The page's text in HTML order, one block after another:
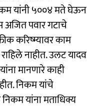
यांनी ५००४ मते घेऊन
अजित पवार गटाचे
करिष्म्यावर काम
नाहीत. उलट यादव
मानणारे काही
निकम यांचे
यांना मताधिक्य